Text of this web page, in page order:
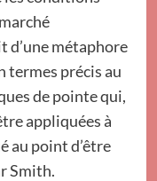
d’une métaphore
termes précis au
de pointe qui,
appliquées à
au point d’être
Smith.